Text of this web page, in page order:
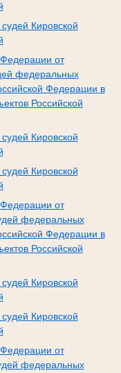
Кировской
от
федеральных
Федерации в
Российской
Кировской
Кировской
от
федеральных
Федерации в
Российской
Кировской
Кировской
от
федеральных